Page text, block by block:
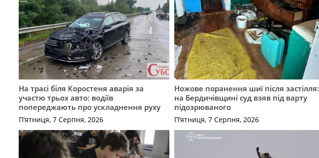
На трасі біля Коростеня аварія за
участю трьох авто: водіїв
попереджають про ускладнення руху
П’ятниця, 7 Серпня, 2026
Ножове поранення шиї після застілля:
на Бердичівщині суд взяв під варту
підозрюваного
П’ятниця, 7 Серпня, 2026